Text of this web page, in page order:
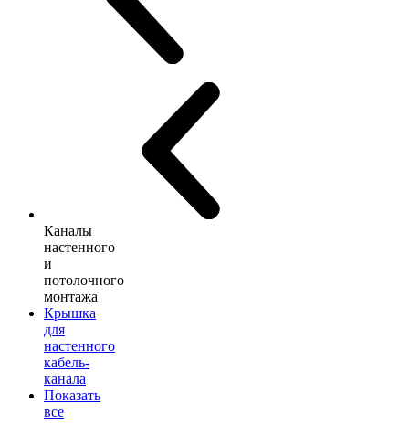
Каналы
настенного
и
потолочного
монтажа
Крышка
для
настенного
кабель-
канала
Показать
все